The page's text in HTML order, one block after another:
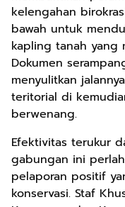
kelengahan
bawah untuk
kapling tanah yang
Dokumen
menyulitkan
teritorial di
berwenang.
Efektivitas terukur
gabungan ini
pelaporan positif
konservasi. Staf